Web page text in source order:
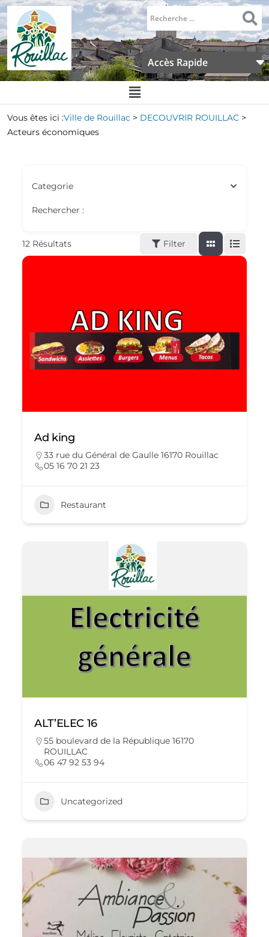
Accès Rapide
Vous êtes ici :Ville de Rouillac > DECOUVRIR ROUILLAC >
Acteurs économiques
Categorie
Rechercher :
12 Résultats Filter
Ad king
33 rue du Général de Gaulle 16170 Rouillac
05 16 70 21 23
Restaurant
ALT’ELEC 16
55 boulevard de la République 16170
ROUILLAC
06 47 92 53 94
Uncategorized